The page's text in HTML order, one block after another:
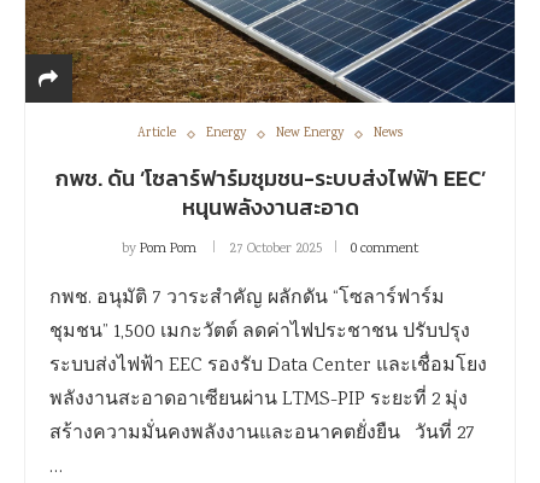
Article Energy New Energy News
กพช. ดัน ‘โซลาร์ฟาร์มชุมชน-ระบบส่งไฟฟ้า EEC’
หนุนพลังงานสะอาด
byPom Pom 27 October 2025 0 comment
กพช. อนุมัติ 7 วาระสำคัญ ผลักดัน “โซลาร์ฟาร์ม
ชุมชน” 1,500 เมกะวัตต์ ลดค่าไฟประชาชน ปรับปรุง
ระบบส่งไฟฟ้า EEC รองรับ Data Center และเชื่อมโยง
พลังงานสะอาดอาเซียนผ่าน LTMS-PIP ระยะที่ 2 มุ่ง
สร้างความมั่นคงพลังงานและอนาคตยั่งยืน วันที่ 27
…